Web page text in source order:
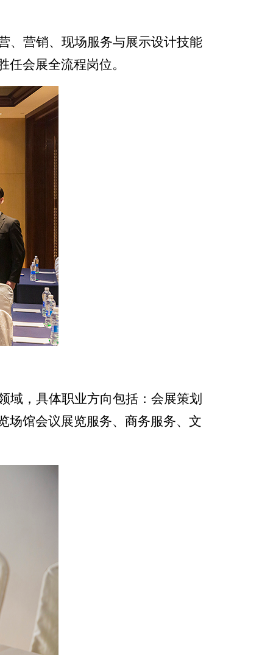
、营销、现场服务与展示设计技能
会展全流程岗位。
域，具体职业方向包括：会展策划
场馆会议展览服务、商务服务、文